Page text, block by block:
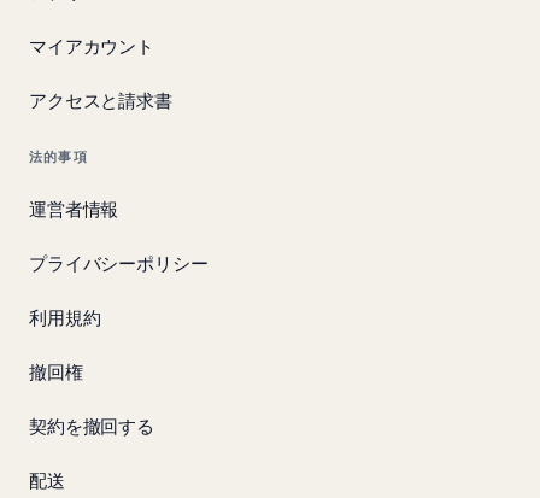
マイアカウント
アクセスと請求書
法的事項
運営者情報
プライバシーポリシー
利用規約
撤回権
契約を撤回する
配送